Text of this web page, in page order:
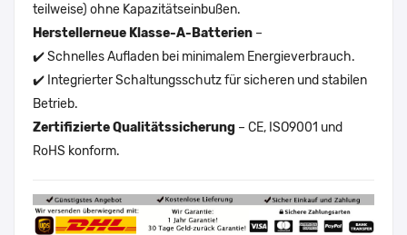
teilweise) ohne Kapazitätseinbußen.
Herstellerneue Klasse-A-Batterien –
✔️ Schnelles Aufladen bei minimalem Energieverbrauch.
✔️ Integrierter Schaltungsschutz für sicheren und stabilen
Betrieb.
Zertifizierte Qualitätssicherung – CE, ISO9001 und
RoHS konform.